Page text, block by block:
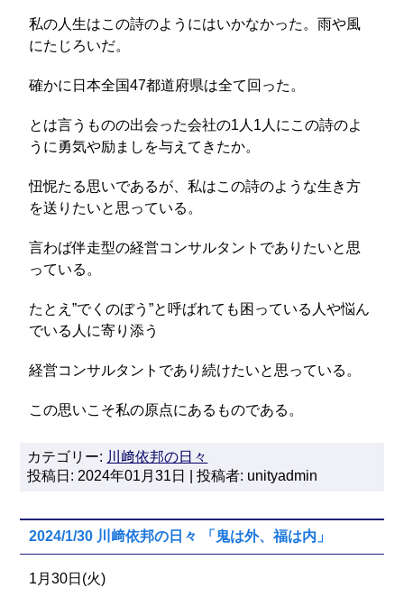
私の人生はこの詩のようにはいかなかった。雨や風
にたじろいだ。
確かに日本全国47都道府県は全て回った。
とは言うものの出会った会社の1人1人にこの詩のよ
うに勇気や励ましを与えてきたか。
忸怩たる思いであるが、私はこの詩のような生き方
を送りたいと思っている。
言わば伴走型の経営コンサルタントでありたいと思
っている。
たとえ”でくのぼう”と呼ばれても困っている人や悩ん
でいる人に寄り添う
経営コンサルタントであり続けたいと思っている。
この思いこそ私の原点にあるものである。
カテゴリー: 川﨑依邦の日々
投稿日: 2024年01月31日 | 投稿者: unityadmin
2024/1/30 川﨑依邦の日々 「鬼は外、福は内」
1月30日(火)